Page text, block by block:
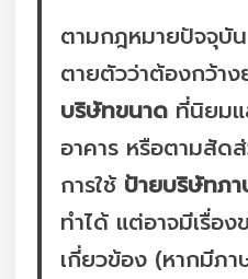
ตามกฎหมายปัจจุบั
ตายตัวว่าต้องกว้าง
บริษัทขนาด ที่นิยมแ
อาคาร หรือตามสั
การใช้ ป้ายบริษัทภ
ทำได้ แต่อาจมีเรื่อง
เกี่ยวข้อง (หากมีภา